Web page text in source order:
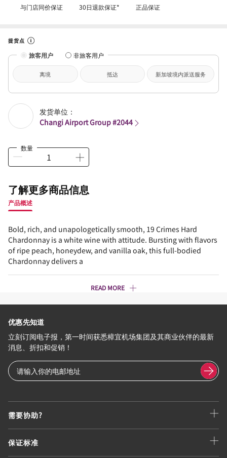
与门店同价保证 30日退款保证* 正品保证
提货点
旅客用户 非旅客用户
离境 抵达 新加坡境内派送服务
发货单位：
Changi Airport Group #2044
数量
了解更多商品信息
产品概述
Bold, rich, and unapologetically smooth, 19 Crimes Hard
Chardonnay is a white wine with attitude. Bursting with flavors
of ripe peach, honeydew, and vanilla oak, this full-bodied
Chardonnay delivers a
READ MORE
需要协助?
保证标准
优惠先知道
立刻订阅电子报，第一时间获悉樟宜机场集团及其商业伙伴的最新
消息、折扣和促销！